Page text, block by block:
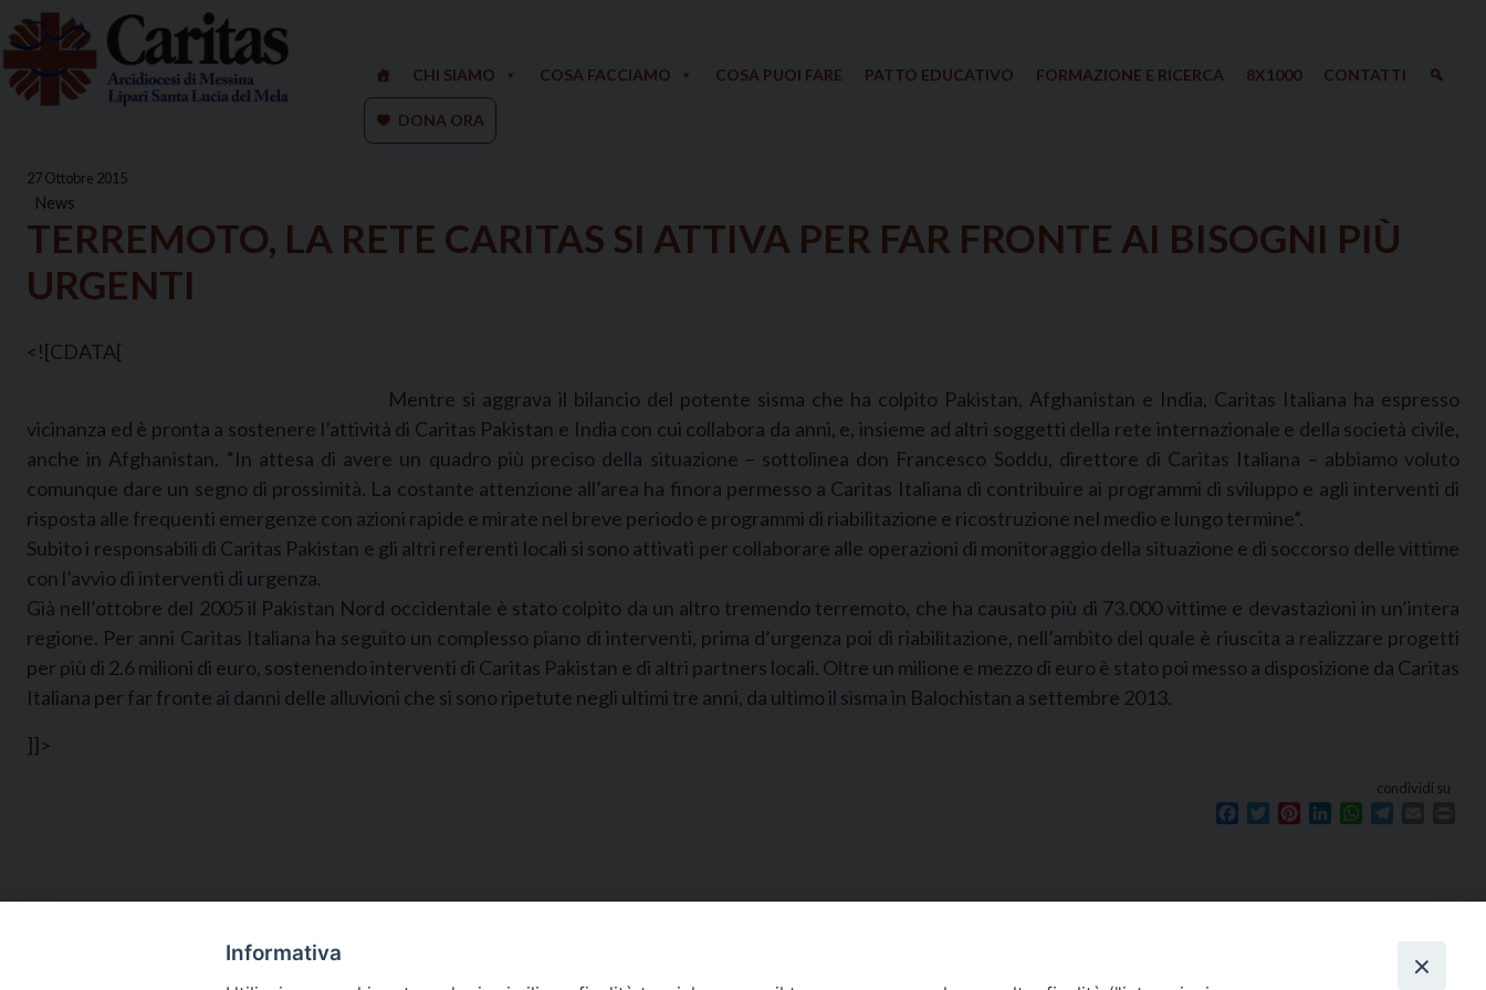
Skip
to
content
CHI SIAMO COSA FACCIAMO COSA PUOI FARE PATTO EDUCATIVO FORMAZIONE E RICERCA 8X1000 CONTATTI
DONA ORA
27 Ottobre 2015
News
TERREMOTO, LA RETE CARITAS SI ATTIVA PER FAR FRONTE AI BISOGNI PIÙ
URGENTI
<![CDATA[
Mentre si aggrava il bilancio del potente sisma che ha colpito Pakistan, Afghanistan e India, Caritas Italiana ha espresso
vicinanza ed è pronta a sostenere l’attività di Caritas Pakistan e India con cui collabora da anni, e, insieme ad altri soggetti della rete internazionale e della società civile,
anche in Afghanistan. “In attesa di avere un quadro più preciso della situazione – sottolinea don Francesco Soddu, direttore di Caritas Italiana – abbiamo voluto
comunque dare un segno di prossimità. La costante attenzione all’area ha finora permesso a Caritas Italiana di contribuire ai programmi di sviluppo e agli interventi di
risposta alle frequenti emergenze con azioni rapide e mirate nel breve periodo e programmi di riabilitazione e ricostruzione nel medio e lungo termine”.
Subito i responsabili di Caritas Pakistan e gli altri referenti locali si sono attivati per collaborare alle operazioni di monitoraggio della situazione e di soccorso delle vittime
con l’avvio di interventi di urgenza.
Già nell’ottobre del 2005 il Pakistan Nord occidentale è stato colpito da un altro tremendo terremoto, che ha causato più di 73.000 vittime e devastazioni in un’intera
regione. Per anni Caritas Italiana ha seguito un complesso piano di interventi, prima d’urgenza poi di riabilitazione, nell’ambito del quale è riuscita a realizzare progetti
per più di 2.6 milioni di euro, sostenendo interventi di Caritas Pakistan e di altri partners locali. Oltre un milione e mezzo di euro è stato poi messo a disposizione da Caritas
Italiana per far fronte ai danni delle alluvioni che si sono ripetute negli ultimi tre anni, da ultimo il sisma in Balochistan a settembre 2013.
]]>
condividi su
Facebook
TwitterPinterestLinkedInWhatsApp
Informativa